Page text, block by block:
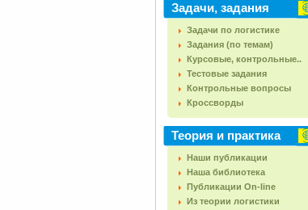
Задачи, задания
Задачи по логистике
Задания (по темам)
Курсовые, контрольные..
Тестовые задания
Контрольные вопросы
Кроссворды
Теория и практика
Наши публикации
Наша библиотека
Публикации On-line
Из теории логистики